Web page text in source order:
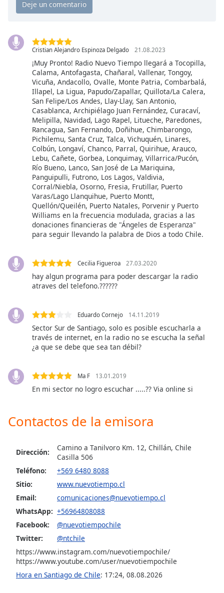
Chapters
Descriptions
descriptions
,
selected
subtitles
settings,
opens
subtitles
settings
dialog
subtitles
selected
Picture-
in-
Picture
Fullscreen
dialog
will
cancel
close
window.
Opacity
Background
Cristian Alejandro Espinoza Delgado 21.08.2023
¡Muy Pronto! Radio Nuevo Tiempo llegará a Tocopilla,
Calama, Antofagasta, Chañaral, Vallenar, Tongoy,
Vicuña, Andacollo, Ovalle, Monte Patria, Combarbalá,
Illapel, La Ligua, Papudo/Zapallar, Quillota/La Calera,
San Felipe/Los Andes, Llay-Llay, San Antonio,
Casablanca, Archipiélago Juan Fernández, Curacaví,
Melipilla, Navidad, Lago Rapel, Litueche, Paredones,
Rancagua, San Fernando, Doñihue, Chimbarongo,
Pichilemu, Santa Cruz, Talca, Vichuquén, Linares,
Colbún, Longaví, Chanco, Parral, Quirihue, Arauco,
Lebu, Cañete, Gorbea, Lonquimay, Villarrica/Pucón,
Río Bueno, Lanco, San José de La Mariquina,
Panguipulli, Futrono, Los Lagos, Valdivia,
Corral/Niebla, Osorno, Fresia, Frutillar, Puerto
Varas/Lago Llanquihue, Puerto Montt,
Quellón/Queilén, Puerto Natales, Porvenir y Puerto
Williams en la frecuencia modulada, gracias a las
donaciones financieras de "Ángeles de Esperanza"
para seguir llevando la palabra de Dios a todo Chile.
Cecilia Figueroa 27.03.2020
hay algun programa para poder descargar la radio
atraves del telefono.??????
Eduardo Cornejo 14.11.2019
Sector Sur de Santiago, solo es posible escucharla a
través de internet, en la radio no se escucha la señal
¿a que se debe que sea tan débil?
Ma F 13.01.2019
En mi sector no logro escuchar .....?? Via online si
Contactos de la emisora
Dirección:
Camino a Tanilvoro Km. 12, Chillán, Chile
Casilla 506
Teléfono:
+569 6480 8088
Sitio:
www.nuevotiempo.cl
Email:
comunicaciones@nuevotiempo.cl
WhatsApp: +56964808088
Facebook:
@nuevotiempochile
Twitter:
@ntchile
https://www.instagram.com/nuevotiempochile/
https://www.youtube.com/user/nuevotiempochile
Hora en Santiago de Chile: 17:24, 08.08.2026